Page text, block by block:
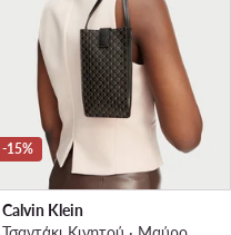
-15%
Calvin Klein